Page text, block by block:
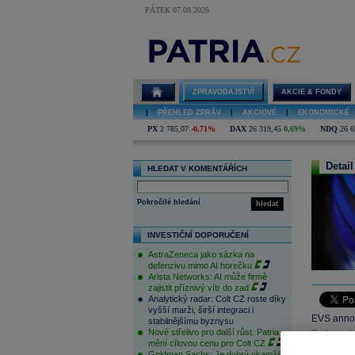
PÁTEK 07.08.2026
ZPRAVODAJSTVÍ AKCIE & FONDY
PŘEHLED ZPRÁV AKCIOVÉ EKONOMICKÉ
PX 2 785,07 -0,71% DAX 26 319,45 0,69% NDQ 26
HLEDAT V KOMENTÁŘÍCH
hledat
Pokročilé hledání
INVESTIČNÍ DOPORUČENÍ
AstraZeneca jako sázka na
defenzivu mimo AI horečku
Arista Networks: AI může firmě
zajistit příznivý vítr do zad
Analytický radar: Colt CZ roste díky
vyšší marži, širší integraci i
stabilnějšímu byznysu
Nové střelivo pro další růst. Patria
mění cílovou cenu pro Colt CZ
EVS